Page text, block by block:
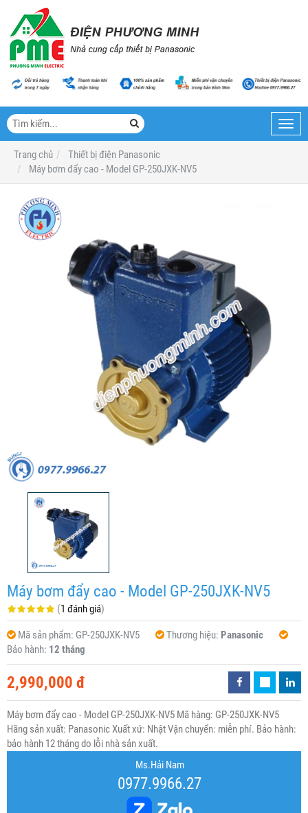
Trang chủ
Thiết bị điện Panasonic
Máy bơm đẩy cao - Model GP-250JXK-NV5
Máy bơm đẩy cao - Model GP-250JXK-NV5
(1 đánh giá)
Mã sản phẩm: GP-250JXK-NV5 Thương hiệu: Panasonic
Bảo hành: 12 tháng
2,990,000 đ
Máy bơm đẩy cao - Model GP-250JXK-NV5 Mã hàng: GP-250JXK-NV5
Hãng sản xuất: Panasonic Xuất xứ: Nhật Vận chuyển: miễn phí. Bảo hành:
bảo hành 12 tháng do lỗi nhà sản xuất.
Ms.Hải Nam
0977.9966.27